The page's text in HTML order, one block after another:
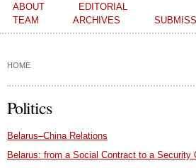
Main menu
ABOUT
EDITORIAL
TEAM
ARCHIVES
HOME
Politics
Belarus–China Relations
Belarus: from a Social Contract to a Security